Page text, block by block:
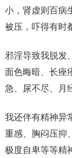
小，肾虚则百病
被压，吓得有时
邪淫导致我脱发
面色晦暗、长痤
急、尿不尽、月
我还伴有精神异
重感、胸闷压抑
极度自卑等等精